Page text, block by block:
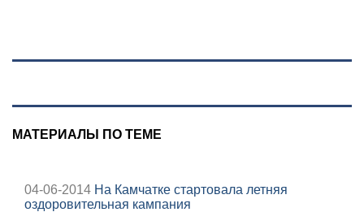
автомобиля
МАТЕРИАЛЫ ПО ТЕМЕ
04-06-2014 На Камчатке стартовала летняя
оздоровительная кампания